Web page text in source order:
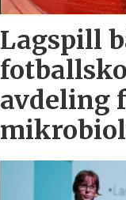
Lagspill
avdeling